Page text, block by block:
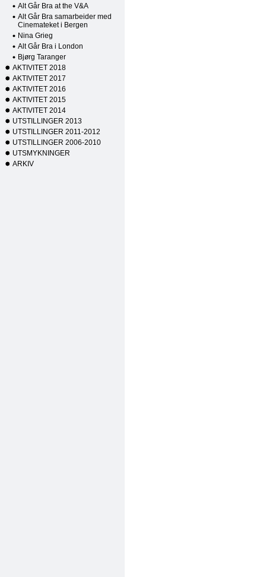
Alt Går Bra at the V&A
Alt Går Bra samarbeider med
Cinemateket i Bergen
Nina Grieg
Alt Går Bra i London
Bjørg Taranger
AKTIVITET 2018
AKTIVITET 2017
AKTIVITET 2016
AKTIVITET 2015
AKTIVITET 2014
UTSTILLINGER 2013
UTSTILLINGER 2011-2012
UTSTILLINGER 2006-2010
UTSMYKNINGER
ARKIV